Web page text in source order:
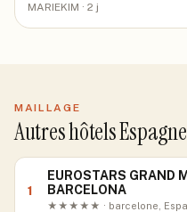
MARIEKIM · 2 j
MAILLAGE
Autres hôtels Espagne
1
EUROSTARS GRAND
BARCELONA
★★★★★ · barcelone,